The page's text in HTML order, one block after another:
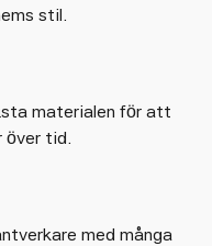
stil.
materialen för att
över tid.
med många